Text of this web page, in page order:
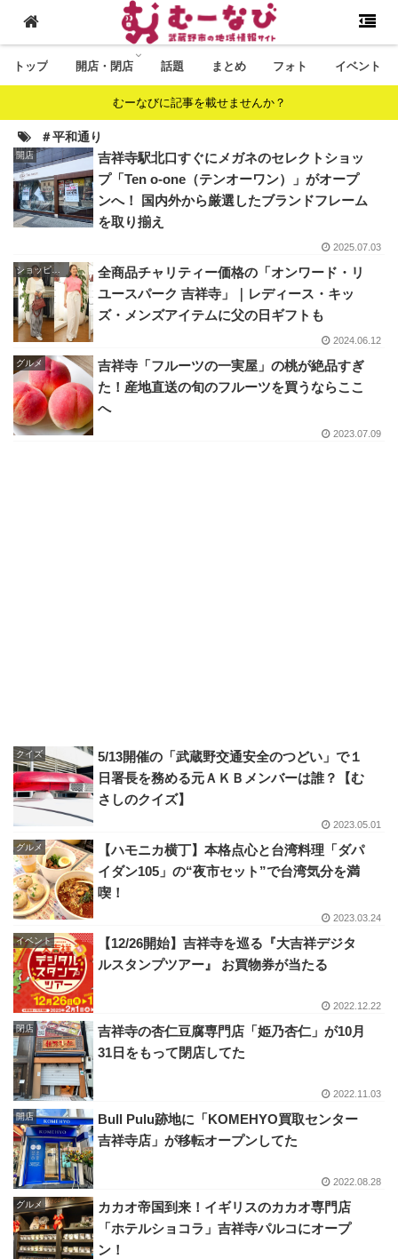
トップ 開店・閉店 話題 まとめ フォト イベント
むーなびに記事を載せませんか？
＃平和通り
開店
吉祥寺駅北口すぐにメガネのセレクトショッ
プ「Ten o-one（テンオーワン）」がオープ
ンへ！ 国内外から厳選したブランドフレーム
を取り揃え
2025.07.03
全商品チャリティー価格の「オンワード・リ
ユースパーク 吉祥寺」｜レディース・キッ
ズ・メンズアイテムに父の日ギフトも
2024.06.12
グルメ
吉祥寺「フルーツの一実屋」の桃が絶品すぎ
た！産地直送の旬のフルーツを買うならここ
へ
2023.07.09
クイズ
5/13開催の「武蔵野交通安全のつどい」で１
日署長を務める元ＡＫＢメンバーは誰？【む
さしのクイズ】
2023.05.01
グルメ
【ハモニカ横丁】本格点心と台湾料理「ダパ
イダン105」の“夜市セット”で台湾気分を満
喫！
2023.03.24
イベント
【12/26開始】吉祥寺を巡る『大吉祥デジタ
ルスタンプツアー』 お買物券が当たる
2022.12.22
閉店
吉祥寺の杏仁豆腐専門店「姫乃杏仁」が10月
31日をもって閉店してた
2022.11.03
開店
Bull Pulu跡地に「KOMEHYO買取センター
吉祥寺店」が移転オープンしてた
2022.08.28
グルメ
カカオ帝国到来！イギリスのカカオ専門店
「ホテルショコラ」吉祥寺パルコにオープ
ン！